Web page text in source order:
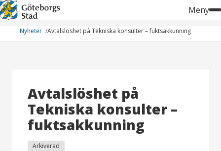
Hoppa
till
innehåll
Meny
Nyheter Avtalslöshet på Tekniska konsulter – fuktsakkunning
Avtalslöshet på
Tekniska konsulter –
fuktsakkunning
Arkiverad